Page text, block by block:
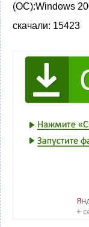
(ОС):Windows
скачали: 15423